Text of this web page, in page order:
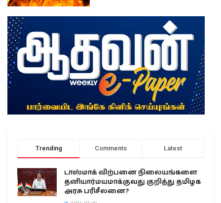
Trending Comments Latest
டாஸ்மாக் விற்பனை நிலையங்களை
தனியார்மயமாக்குவது குறித்து தமிழக
அரசு பரிசீலனை?